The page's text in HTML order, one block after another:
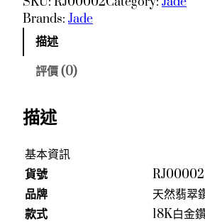
白
金
古
吊
咀
數
量
Brands: Jade
描述
評價 (0)
描述
基本資訊
貨號
RJ00002
品牌
天然翡翠
款式
18K白金